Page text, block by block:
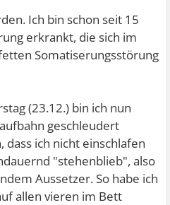
Ich bin schon seit 15
erkrankt, die sich im
Somatiserungsstörung
(23.12.) bin ich nun
geschleudert
dass ich nicht einschlafen
"stehenblieb", also
Aussetzer. So habe ich
allen vieren im Bett